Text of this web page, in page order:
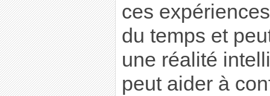
ces
du temps et
une réalité
peut aider à